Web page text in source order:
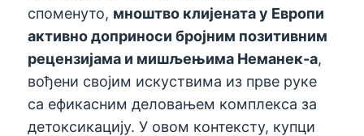
споменуто, мноштво клијената у Европи
активно доприноси бројним позитивним
рецензијама и мишљењима Неманек-а,
вођени својим искуствима из прве руке
са ефикасним деловањем комплекса за
детоксикацију. У овом контексту, купци